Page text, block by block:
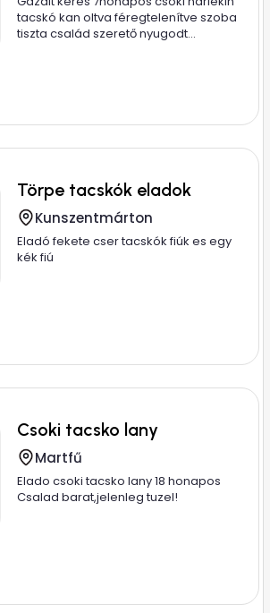
tacskó kan oltva féregtelenítve szoba
tiszta család szerető nyugodt...
Törpe tacskók eladok
Kunszentmárton
Eladó fekete cser tacskók fiúk es egy
kék fiú
Csoki tacsko lany
Martfű
Elado csoki tacsko lany 18 honapos
Csalad barat,jelenleg tuzel!